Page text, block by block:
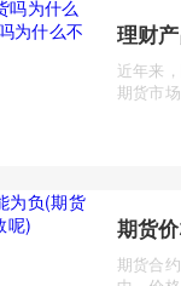
理财
近年来
期货市
期货
期货合